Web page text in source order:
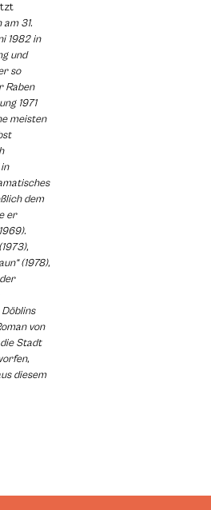
31.
1982 in
und
so
Raben
1971
meisten
dem
er
(1978),
von
Stadt
diesem